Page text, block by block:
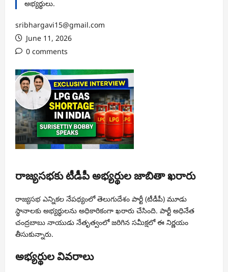
అభ్యర్థులు.
sribhargavi15@gmail.com
June 11, 2026
0 comments
రాజ్యసభకు టీడీపీ అభ్యర్థుల జాబితా ఖరారు
రాజ్యసభ ఎన్నికల నేపథ్యంలో తెలుగుదేశం పార్టీ (టీడీపీ) మూడు
స్థానాలకు అభ్యర్థులను అధికారికంగా ఖరారు చేసింది. పార్టీ అధినేత
చంద్రబాబు నాయుడు నేతృత్వంలో జరిగిన సమీక్షలో ఈ నిర్ణయం
తీసుకున్నారు.
అభ్యర్థుల వివరాలు